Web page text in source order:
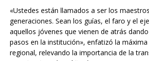
«Ustedes están llamados a ser los
generaciones. Sean los guías, el faro y el
aquellos jóvenes que vienen de atrás
pasos en la institución», enfatizó la
regional, relevando la importancia de la